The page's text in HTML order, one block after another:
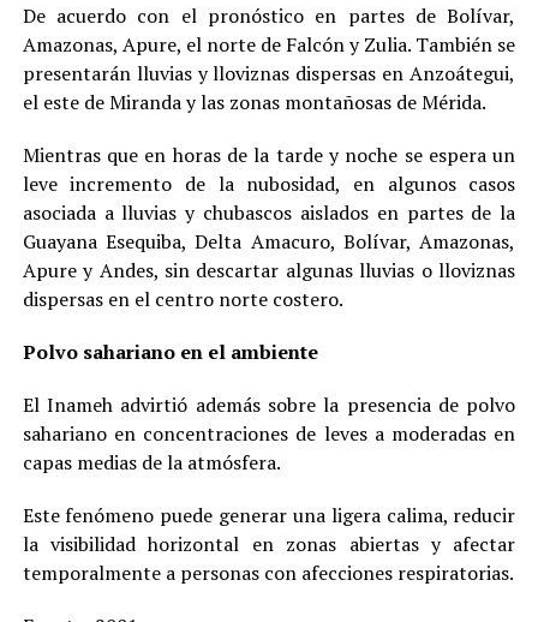
De acuerdo con el pronóstico en partes de Bolívar,
Amazonas, Apure, el norte de Falcón y Zulia. También se
presentarán lluvias y lloviznas dispersas en Anzoátegui,
el este de Miranda y las zonas montañosas de Mérida.
Mientras que en horas de la tarde y noche se espera un
leve incremento de la nubosidad, en algunos casos
asociada a lluvias y chubascos aislados en partes de la
Guayana Esequiba, Delta Amacuro, Bolívar, Amazonas,
Apure y Andes, sin descartar algunas lluvias o lloviznas
dispersas en el centro norte costero.
Polvo sahariano en el ambiente
El Inameh advirtió además sobre la presencia de polvo
sahariano en concentraciones de leves a moderadas en
capas medias de la atmósfera.
Este fenómeno puede generar una ligera calima, reducir
la visibilidad horizontal en zonas abiertas y afectar
temporalmente a personas con afecciones respiratorias.